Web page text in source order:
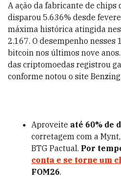
A ação da fabricante de chips
disparou 5.636% desde
máxima histórica atingida
2.167. O desempenho nesses
bitcoin nos últimos nove
das criptomoedas registrou
conforme notou o site
Aproveite até 60% de
corretagem com a
BTG Pactual. Por
conta e se torne um
FOM26.